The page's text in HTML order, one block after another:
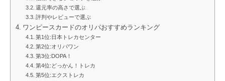
還元率の高さで選ぶ
評判やレビューで選ぶ
ワンピースカードのオリパおすすめランキング
第1位:日本トレカセンター
第2位:オリパワン
第3位:DOPA！
第4位:どっかん！トレカ
第5位:エクストレカ